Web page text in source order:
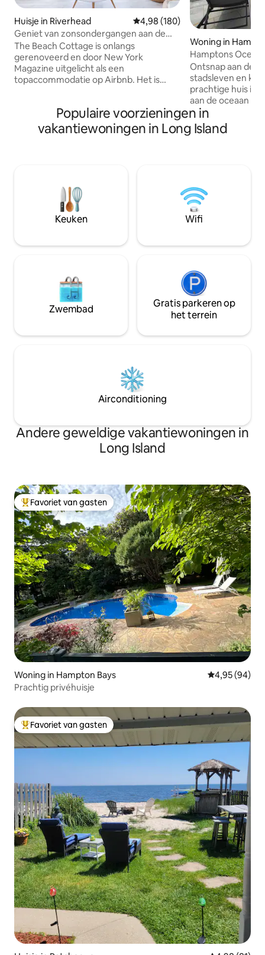
Huisje in Riverhead Gemiddelde beoordeling van
4,98 (180)
Geniet van zonsondergangen aan de
oceaan in een rustgevende oase aan het
strand
The Beach Cottage is onlangs
gerenoveerd en door New York
Magazine uitgelicht als een
topaccommodatie op Airbnb. Het is
en neutrale kleuren om een serene en
vredige plek te creëren. Ontspan in de
luchtige, lichte en open woonkamer, die
strandwandelingen te maken,
zonsondergangen en barbecues te
houden - of ga erop uit om te genieten
van alles wat North Fork te bieden heeft.
Woning in
Hamptons
Ontsnap aan de
stadsleven en
prachtige huis in
aan de oceaan is
wakker te
oceaan,
restaurants.
minuten van de
uitstapjes. Voor
woning uitgerust
sleutelcodes
ontsnapping!
Populaire voorzieningen in
vakantiewoningen in Long Island
Keuken Wifi
Zwembad
Gratis parkeren op
het terrein
Airconditioning
Andere geweldige vakantiewoningen in
Long Island
Topfavoriet van gasten
Favoriet van gasten
Woning in Hampton Bays Gemiddelde
4,95 (94)
Prachtig privéhuisje
Topfavoriet van gasten
Favoriet van gasten